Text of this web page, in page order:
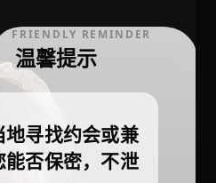
FRIENDLY REMINDER
温馨提示
寻找约会或兼
否保密，不泄